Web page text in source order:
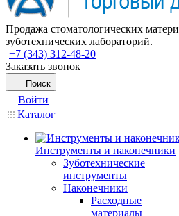
Продажа стоматологических
зуботехнических лабораторий.
+7 (343) 312-48-20
Заказать звонок
Поиск
Войти
Каталог
Инструменты и наконечники
Зуботехнические
инструменты
Наконечники
Расходные
материалы